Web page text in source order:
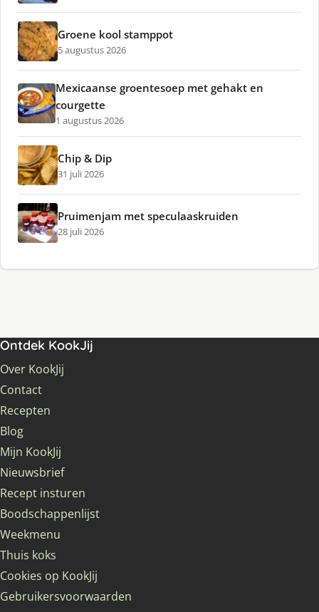
Groene kool stamppot
5 augustus 2026
Mexicaanse groentesoep met gehakt en
courgette
1 augustus 2026
Chip & Dip
31 juli 2026
Pruimenjam met speculaaskruiden
28 juli 2026
Ontdek KookJij
Over KookJij
Contact
Recepten
Blog
Mijn KookJij
Nieuwsbrief
Recept insturen
Boodschappenlijst
Weekmenu
Thuis koks
Cookies op KookJij
Gebruikersvoorwaarden